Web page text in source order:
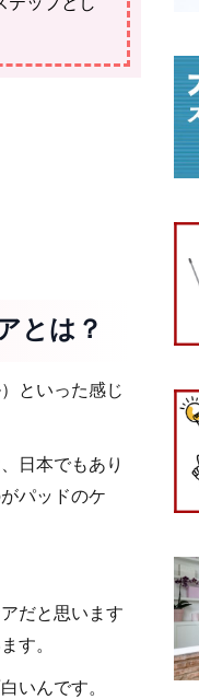
とは？
といった感じ
日本でもあり
パッドのケ
だと思います
す。
いんです。